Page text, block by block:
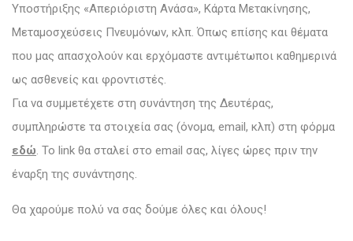
Υποστήριξης «Απεριόριστη Ανάσα», Κάρτα Μετακίνησης,
Μεταμοσχεύσεις Πνευμόνων, κλπ. Όπως επίσης και θέματα
που μας απασχολούν και ερχόμαστε αντιμέτωποι καθημερινά
ως ασθενείς και φροντιστές.
Για να συμμετέχετε στη συνάντηση της Δευτέρας,
συμπληρώστε τα στοιχεία σας (όνομα, email, κλπ) στη φόρμα
εδώ. Το link θα σταλεί στο email σας, λίγες ώρες πριν την
έναρξη της συνάντησης.
Θα χαρούμε πολύ να σας δούμε όλες και όλους!